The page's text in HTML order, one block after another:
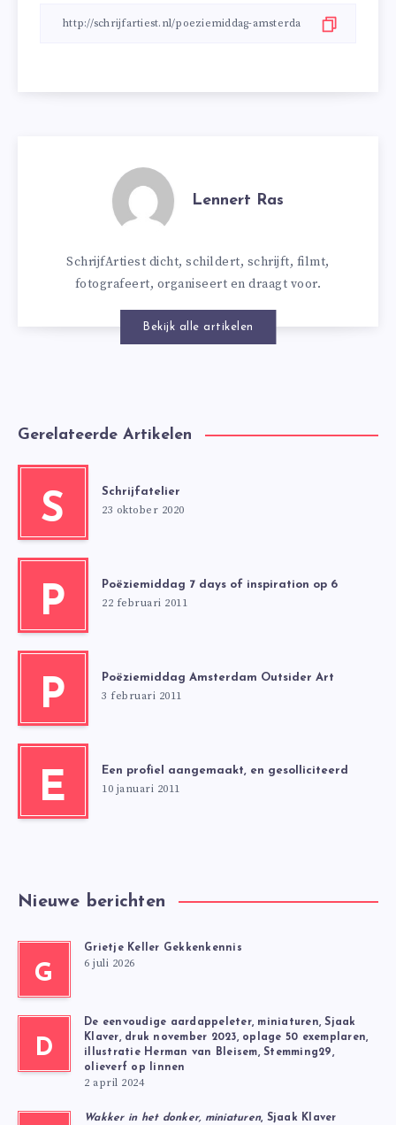
Lennert Ras
SchrijfArtiest dicht, schildert, schrijft, filmt,
fotografeert, organiseert en draagt voor.
Bekijk alle artikelen
Gerelateerde Artikelen
S Schrijfatelier
23 oktober 2020
P Poëziemiddag 7 days of inspiration op 6
22 februari 2011
P Poëziemiddag Amsterdam Outsider Art
3 februari 2011
E Een profiel aangemaakt, en gesolliciteerd
10 januari 2011
Nieuwe berichten
G
Grietje Keller Gekkenkennis
6 juli 2026
D
De eenvoudige aardappeleter, miniaturen, Sjaak
Klaver, druk november 2023, oplage 50 exemplaren,
illustratie Herman van Bleisem, Stemming29,
olieverf op linnen
2 april 2024
Wakker in het donker, miniaturen, Sjaak Klaver